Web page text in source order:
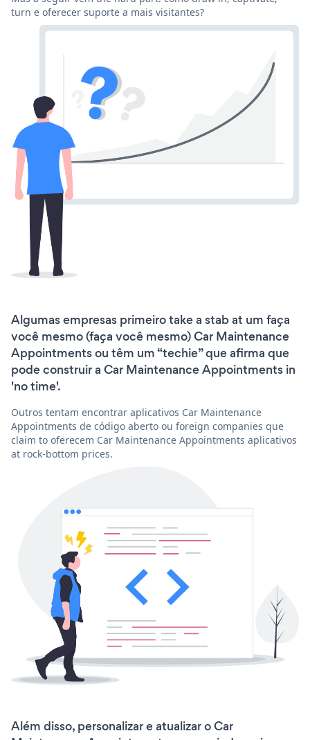
turn e oferecer suporte a mais visitantes?
Algumas empresas primeiro take a stab at um faça
você mesmo (faça você mesmo) Car Maintenance
Appointments ou têm um “techie” que afirma que
pode construir a Car Maintenance Appointments in
'no time'.
Outros tentam encontrar aplicativos Car Maintenance
Appointments de código aberto ou foreign companies que
claim to oferecem Car Maintenance Appointments aplicativos
at rock-bottom prices.
Além disso, personalizar e atualizar o Car